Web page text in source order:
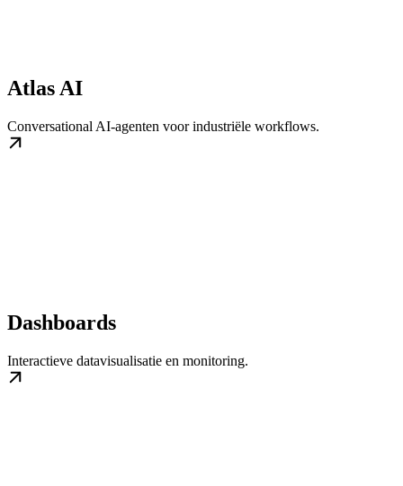
Atlas AI
Conversational AI-agenten voor industriële workflows.
Dashboards
Interactieve datavisualisatie en monitoring.